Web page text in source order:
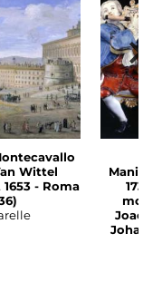
Wittel
- Roma